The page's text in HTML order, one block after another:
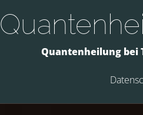
Quantenheilung bei